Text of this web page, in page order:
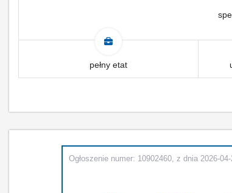
pełny etat
Ogłoszenie numer: 10902460, z dnia 2026-04-